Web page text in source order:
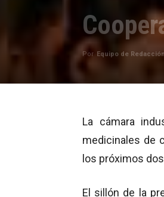
Por Equipo de
La cámara
medicinales de
los próximos
El sillón de la